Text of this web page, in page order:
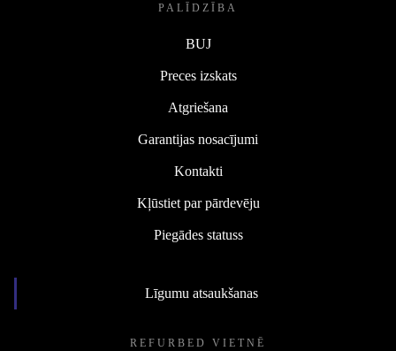
PALĪDZĪBA
BUJ
Preces izskats
Atgriešana
Garantijas nosacījumi
Kontakti
Kļūstiet par pārdevēju
Piegādes statuss
Līgumu atsaukšanas
REFURBED VIETNĒ